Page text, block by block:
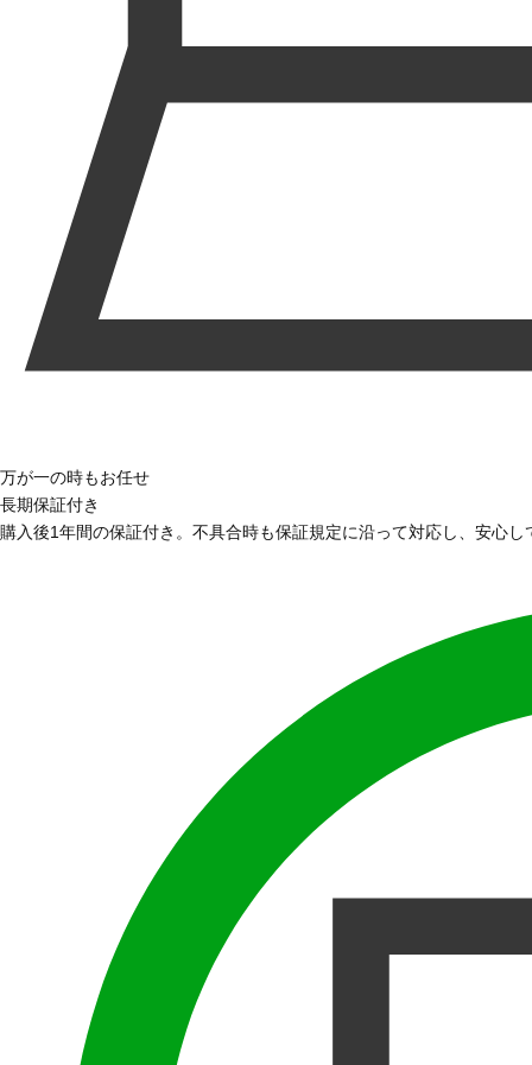
万が一の時もお任せ
長期保証付き
購入後1年間の保証付き。不具合時も保証規定に沿って対応し、安心